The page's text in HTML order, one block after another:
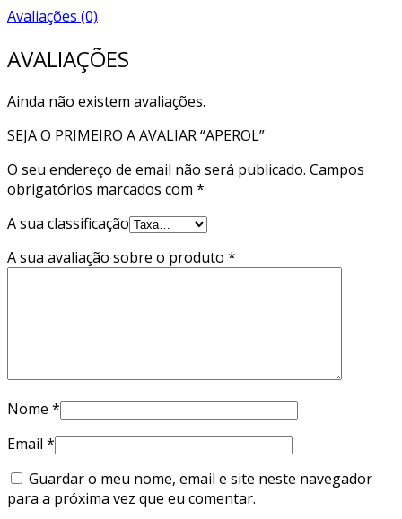
Avaliações (0)
AVALIAÇÕES
Ainda não existem avaliações.
SEJA O PRIMEIRO A AVALIAR “APEROL”
O seu endereço de email não será publicado. Campos
obrigatórios marcados com *
A sua classificação
A sua avaliação sobre o produto *
Nome *
Email *
Guardar o meu nome, email e site neste navegador
para a próxima vez que eu comentar.